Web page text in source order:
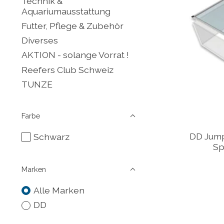
Aquariumausstattung
Futter, Pflege & Zubehör
Diverses
AKTION - solange Vorrat !
Reefers Club Schweiz
TUNZE
Farbe
Schwarz
Marken
Alle Marken
DD
DD